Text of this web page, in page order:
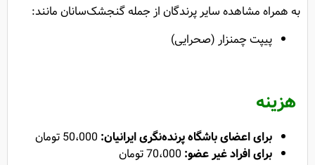
به همراه مشاهده سایر پرندگان از جمله گنجشک‌سانان مانند:
پیپت چمنزار (صحرایی)
هزینه
برای اعضای باشگاه پرنده‌نگری ایرانیان:
برای افراد غیر عضو: